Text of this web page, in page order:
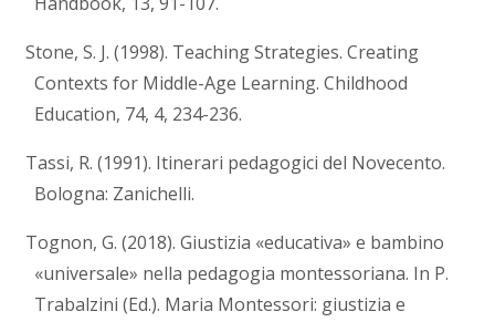
Stone, S. J. (1998). Teaching Strategies. Creating
Contexts for Middle-Age Learning. Childhood
Education, 74, 4, 234-236.
Tassi, R. (1991). Itinerari pedagogici del Novecento.
Bologna: Zanichelli.
Tognon, G. (2018). Giustizia «educativa» e bambino
«universale» nella pedagogia montessoriana. In P.
Trabalzini (Ed.). Maria Montessori: giustizia e